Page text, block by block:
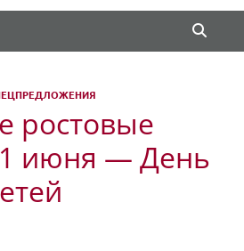
ростовые
июня — День